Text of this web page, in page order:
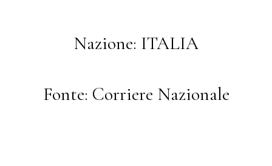
Nazione: ITALIA
Fonte: Corriere Nazionale